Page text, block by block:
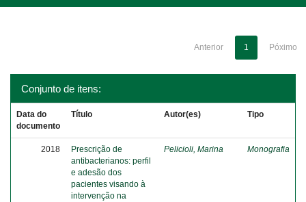
Anterior 1 Póximo
Conjunto de itens:
Data do
documento
Título Autor(es) Tipo
2018
Prescrição de
antibacterianos: perfil
e adesão dos
pacientes visando à
intervenção na
Pelicioli, Marina Monografia